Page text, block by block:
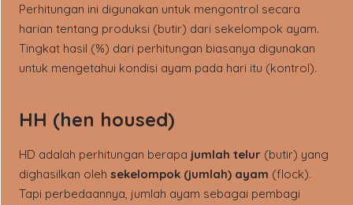
Perhitungan ini digunakan untuk mengontrol secara
harian tentang produksi (butir) dari sekelompok ayam.
Tingkat hasil (%) dari perhitungan biasanya digunakan
untuk mengetahui kondisi ayam pada hari itu (kontrol).
HH (hen housed)
HD adalah perhitungan berapa jumlah telur (butir) yang
dighasilkan oleh sekelompok (jumlah) ayam (flock).
Tapi perbedaannya, jumlah ayam sebagai pembagi